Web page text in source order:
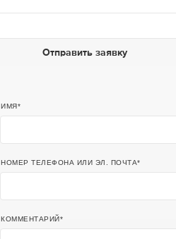
Отправить заявку
ИМЯ
НОМЕР ТЕЛЕФОНА ИЛИ ЭЛ. ПОЧТА
КОММЕНТАРИЙ